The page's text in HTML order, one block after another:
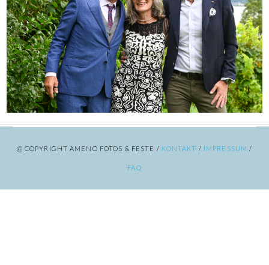
@ COPYRIGHT AMENO FOTOS & FESTE / KONTAKT / IMPRESSUM /
FAQ